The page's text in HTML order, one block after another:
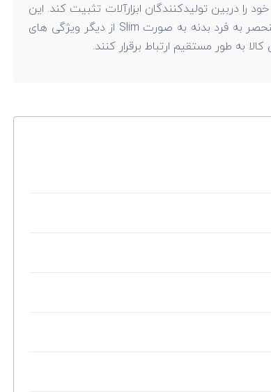
را دربین تولیدکنندگان ابزارآلات تثبیت کند. این
ابزار تحت استاندارد CE اروپا تولید شده است. قابلیت نصب دسته در دو سمت دستگاه، موتور کم صدا، طول عمر بالای دنده ها و طراحی منحصر به فرد بدنه به صورت Slim از دیگر ویژگی های